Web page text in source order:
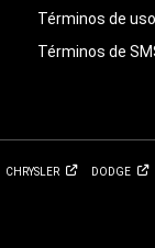
Términos de
Términos de
CHRYSLER DODGE